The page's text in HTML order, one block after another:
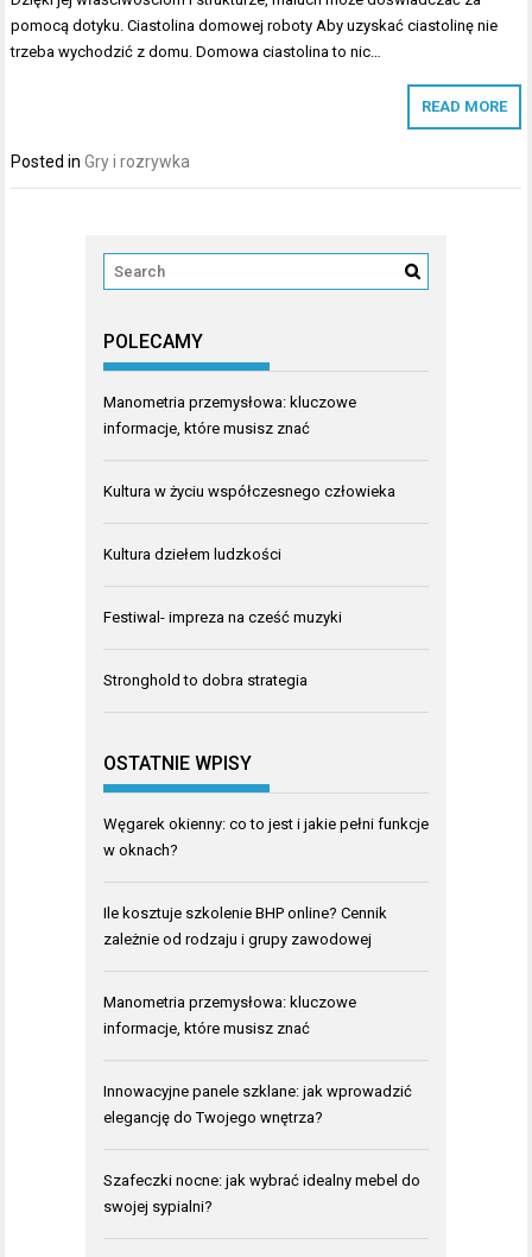
pomocą dotyku. Ciastolina domowej roboty Aby uzyskać ciastolinę nie
trzeba wychodzić z domu. Domowa ciastolina to nic…
READ MORE
Posted inGry i rozrywka
POLECAMY
Manometria przemysłowa: kluczowe
informacje, które musisz znać
Kultura w życiu współczesnego człowieka
Kultura dziełem ludzkości
Festiwal- impreza na cześć muzyki
Stronghold to dobra strategia
OSTATNIE WPISY
Węgarek okienny: co to jest i jakie pełni funkcje
w oknach?
Ile kosztuje szkolenie BHP online? Cennik
zależnie od rodzaju i grupy zawodowej
Manometria przemysłowa: kluczowe
informacje, które musisz znać
Innowacyjne panele szklane: jak wprowadzić
elegancję do Twojego wnętrza?
Szafeczki nocne: jak wybrać idealny mebel do
swojej sypialni?